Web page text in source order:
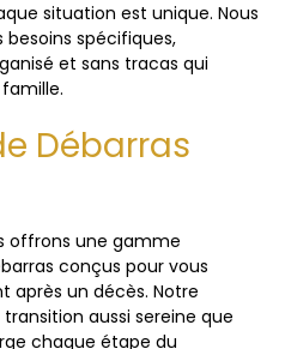
situation est unique. Nous
spécifiques,
et sans tracas qui
Débarras
offrons une gamme
conçus pour vous
un décès. Notre
aussi sereine que
chaque étape du